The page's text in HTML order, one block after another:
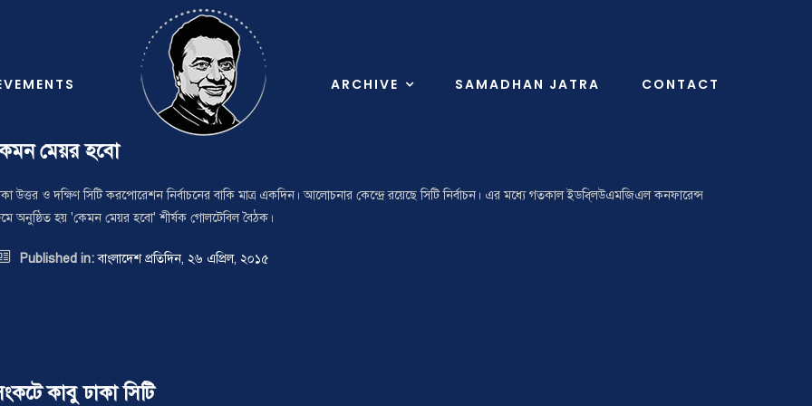
ARCHIVE SAMADHAN JATRA CONTACT
মেয়র হবো
উত্তর ও দক্ষিণ সিটি করপোরেশন নির্বাচনের বাকি মাত্র একদিন। আলোচনার কেন্দ্রে রয়েছে সিটি নির্বাচন। এর মধ্যে গতকাল ইডবি্লউএমজিএল কনফারেন্স
অনুষ্ঠিত হয় 'কেমন মেয়র হবো' শীর্ষক গোলটেবিল বৈঠক।
Published in:বাংলাদেশ প্রতিদিন, ২৬ এপ্রিল, ২০১৫
কাবু ঢাকা সিটি